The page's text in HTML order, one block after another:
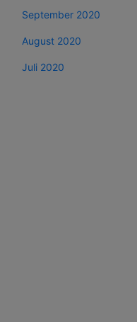
September 2020
August 2020
Juli 2020